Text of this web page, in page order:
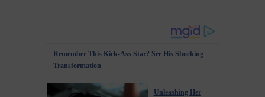
Remember This Kick-Ass Star? See His Shocking
Transformation
Unleashing Her